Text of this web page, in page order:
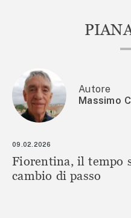
Autore
Massimo
09.02.2026
Fiorentina, il tempo
cambio di passo